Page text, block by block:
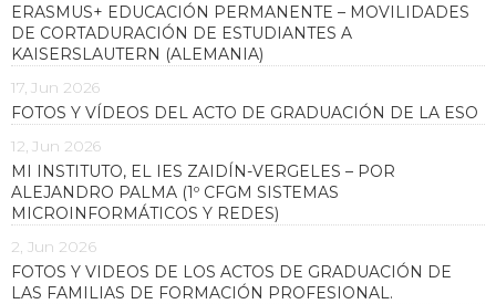
ERASMUS+ EDUCACIÓN PERMANENTE – MOVILIDADES
DE CORTADURACIÓN DE ESTUDIANTES A
KAISERSLAUTERN (ALEMANIA)
17, Jun 2026
FOTOS Y VÍDEOS DEL ACTO DE GRADUACIÓN DE LA ESO
12, Jun 2026
MI INSTITUTO, EL IES ZAIDÍN-VERGELES – POR
ALEJANDRO PALMA (1º CFGM SISTEMAS
MICROINFORMÁTICOS Y REDES)
2, Jun 2026
FOTOS Y VIDEOS DE LOS ACTOS DE GRADUACIÓN DE
LAS FAMILIAS DE FORMACIÓN PROFESIONAL.